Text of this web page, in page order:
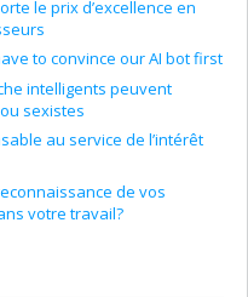
le prix d’excellence en
to convince our AI bot first
intelligents peuvent
sexistes
au service de l’intérêt
de vos
votre travail?